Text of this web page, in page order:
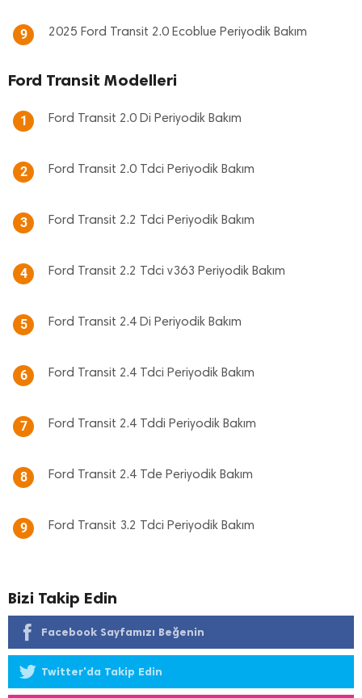
9 2025 Ford Transit 2.0 Ecoblue Periyodik Bakım
Ford Transit Modelleri
1 Ford Transit 2.0 Di Periyodik Bakım
2 Ford Transit 2.0 Tdci Periyodik Bakım
3 Ford Transit 2.2 Tdci Periyodik Bakım
4 Ford Transit 2.2 Tdci v363 Periyodik Bakım
5 Ford Transit 2.4 Di Periyodik Bakım
6 Ford Transit 2.4 Tdci Periyodik Bakım
7 Ford Transit 2.4 Tddi Periyodik Bakım
8 Ford Transit 2.4 Tde Periyodik Bakım
9 Ford Transit 3.2 Tdci Periyodik Bakım
Bizi Takip Edin
Facebook Sayfamızı Beğenin
Twitter'da Takip Edin